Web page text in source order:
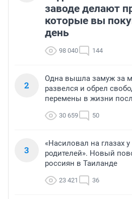
заводе делают
которые вы
день
98 040 144
2
Одна вышла замуж за
развелся и обрел
перемены в жизни
30 659 50
3
«Насиловал на глазах
родителей». Новый
россиян в Таиланде
23 421 36